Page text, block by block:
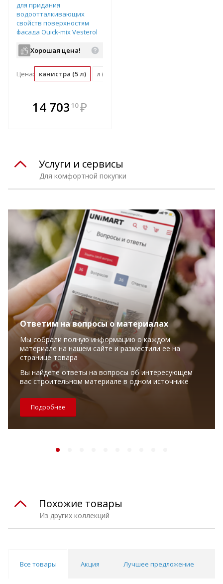
для придания
водоотталкивающих
свойств поверхностям
фасада Quick-mix Vesterol
5л, арт.72012
Хорошая цена!
Цена: канистра (5 л) л (0.2 канистра)
14 703 10 ₽
Для комфортной покупки
Услуги и сервисы
Ответим на вопросы о материалах
Мы собрали полную информацию о каждом
материале на нашем сайте и разместили ее на
странице товара
Вы найдете ответы на вопросы об интересующем
вас строительном материале в одном источнике
Подробнее
Из других коллекций
Похожие товары
Все товары Акция Лучшее предложение